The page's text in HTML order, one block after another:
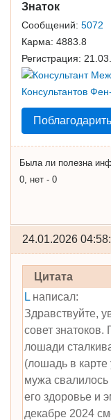
Знаток
Сообщений: 5072
Карма: 4883.8
Регистрация:
Поблагодарить
Была ли полезна
0, нет - 0
24.01.2026
Цитата
Lнаписал:
Здравствуйте,
совет
лошади
(лошадь в карте
мужа
его здоровье и
декабре 2024